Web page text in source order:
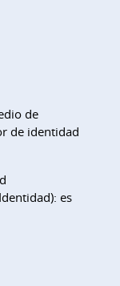
de
de identidad
es